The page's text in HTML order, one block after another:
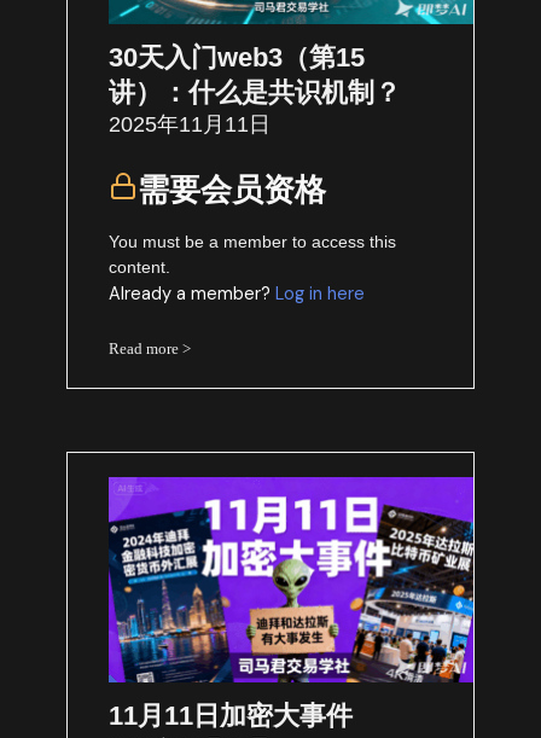
30天入门web3（第15
讲）：什么是共识机制？
2025年11月11日
需要会员资格
You must be a member to access this
content.
Already a member?Log in here
Read more >
11月11日加密大事件